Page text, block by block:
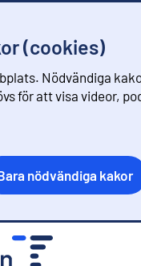
(cookies)
Nödvändiga
för att visa videor,
nödvändiga kakor